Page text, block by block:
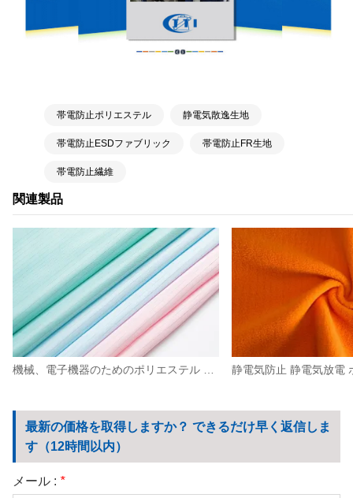
関連製品
帯電防止ポリエステル 静電気散逸生地
帯電防止ESDファブリック 帯電防止FR生地
帯電防止繊維
最新の価格を取得しますか？ できるだけ早く返信しま
す（12時間以内）
メール : *